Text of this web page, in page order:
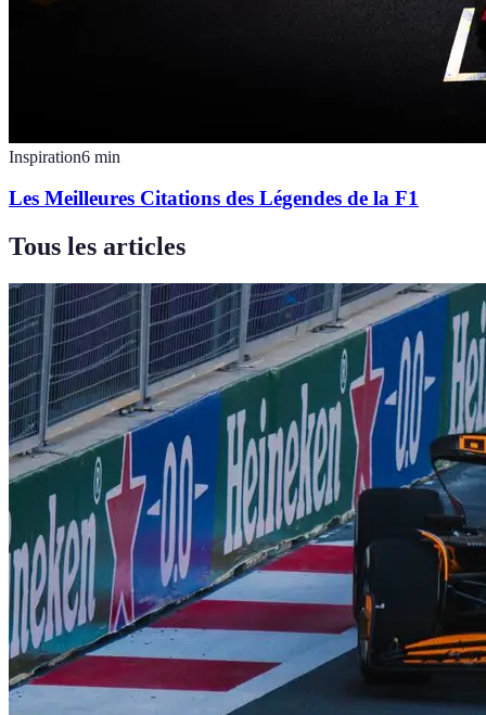
Inspiration6 min
Les Meilleures Citations des Légendes de la F1
Tous les articles